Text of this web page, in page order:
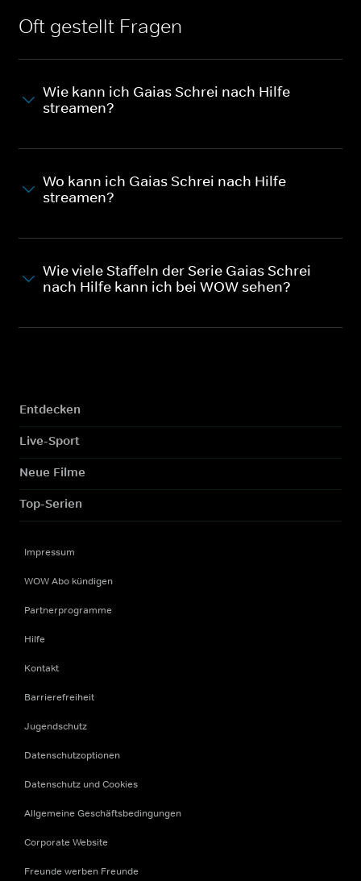
Oft gestellt Fragen
Wie kann ich Gaias Schrei nach Hilfe
streamen?
Wo kann ich Gaias Schrei nach Hilfe
streamen?
Wie viele Staffeln der Serie Gaias Schrei
nach Hilfe kann ich bei WOW sehen?
Entdecken
Live-Sport
Neue Filme
Top-Serien
Impressum
WOW Abo kündigen
Partnerprogramme
Hilfe
Kontakt
Barrierefreiheit
Jugendschutz
Datenschutzoptionen
Datenschutz und Cookies
Allgemeine Geschäftsbedingungen
Corporate Website
Freunde werben Freunde